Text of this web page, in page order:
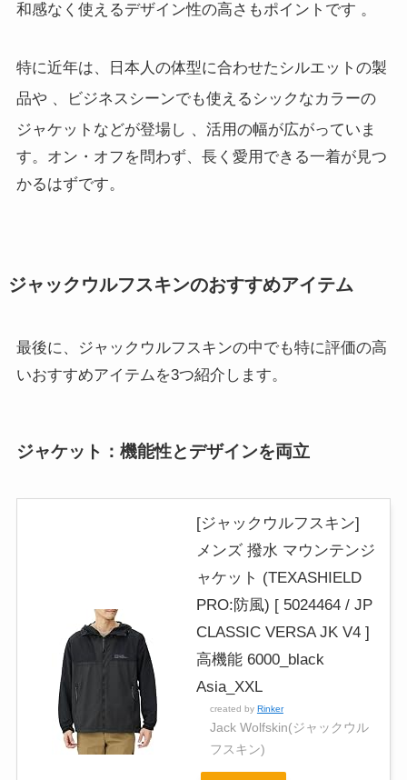
和感なく使えるデザイン性の高さもポイントです 。
特に近年は、日本人の体型に合わせたシルエットの製
品や 、ビジネスシーンでも使えるシックなカラーの
ジャケットなどが登場し 、活用の幅が広がっていま
す。オン・オフを問わず、長く愛用できる一着が見つ
かるはずです。
ジャックウルフスキンのおすすめアイテム
最後に、ジャックウルフスキンの中でも特に評価の高
いおすすめアイテムを3つ紹介します。
ジャケット：機能性とデザインを両立
[ジャックウルフスキン]
メンズ 撥水 マウンテンジ
ャケット (TEXASHIELD
PRO:防風) [ 5024464 / JP
CLASSIC VERSA JK V4 ]
高機能 6000_black
Asia_XXL
created by Rinker
Jack Wolfskin(ジャックウル
フスキン)